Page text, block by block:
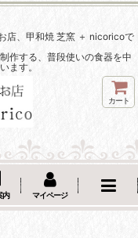
店、甲和焼 芝窯 ＋ nicoricoで
作する、普段使いの食器を中
ます。
カート
内 マイページ